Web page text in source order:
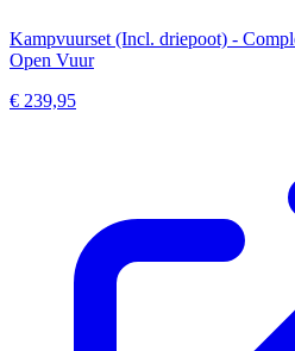
Kampvuurset (Incl. driepoot) -
Open Vuur
€ 239,95